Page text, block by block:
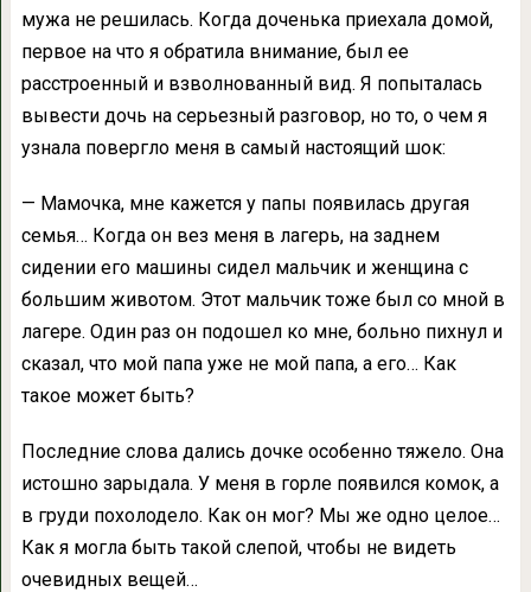
мужа не решилась. Когда доченька приехала домой,
первое на что я обратила внимание, был ее
расстроенный и взволнованный вид. Я попыталась
вывести дочь на серьезный разговор, но то, о чем я
узнала повергло меня в самый настоящий шок:
— Мамочка, мне кажется у папы появилась другая
семья… Когда он вез меня в лагерь, на заднем
сидении его машины сидел мальчик и женщина с
большим животом. Этот мальчик тоже был со мной в
лагере. Один раз он подошел ко мне, больно пихнул и
сказал, что мой папа уже не мой папа, а его… Как
такое может быть?
Последние слова дались дочке особенно тяжело. Она
истошно зарыдала. У меня в горле появился комок, а
в груди похолодело. Как он мог? Мы же одно целое…
Как я могла быть такой слепой, чтобы не видеть
очевидных вещей…